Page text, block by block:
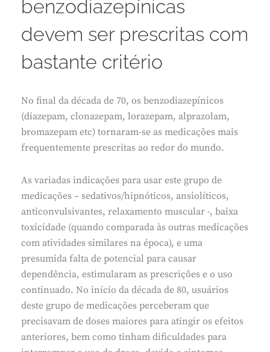
benzodiazepínicas
devem ser prescritas com
bastante critério
No final da década de 70, os benzodiazepínicos
(diazepam, clonazepam, lorazepam, alprazolam,
bromazepam etc) tornaram-se as medicações mais
frequentemente prescritas ao redor do mundo.
As variadas indicações para usar este grupo de
medicações – sedativos/hipnóticos, ansiolíticos,
anticonvulsivantes, relaxamento muscular -, baixa
toxicidade (quando comparada às outras medicações
com atividades similares na época), e uma
presumida falta de potencial para causar
dependência, estimularam as prescrições e o uso
continuado. No início da década de 80, usuários
deste grupo de medicações perceberam que
precisavam de doses maiores para atingir os efeitos
anteriores, bem como tinham dificuldades para